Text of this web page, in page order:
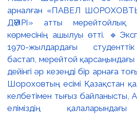
арналған «ПАВЕЛ
ДӘУІРІ» атты мерейтойлық
көрмесінің ашылуы өтті.
1970-жылдардағы
бастап, мерейтой қарсаңындағы
дейінгі әр кезеңді бір арнаға
Шороховтың есімі Қазақстан
келбетімен тығыз байланысты,
еліміздің